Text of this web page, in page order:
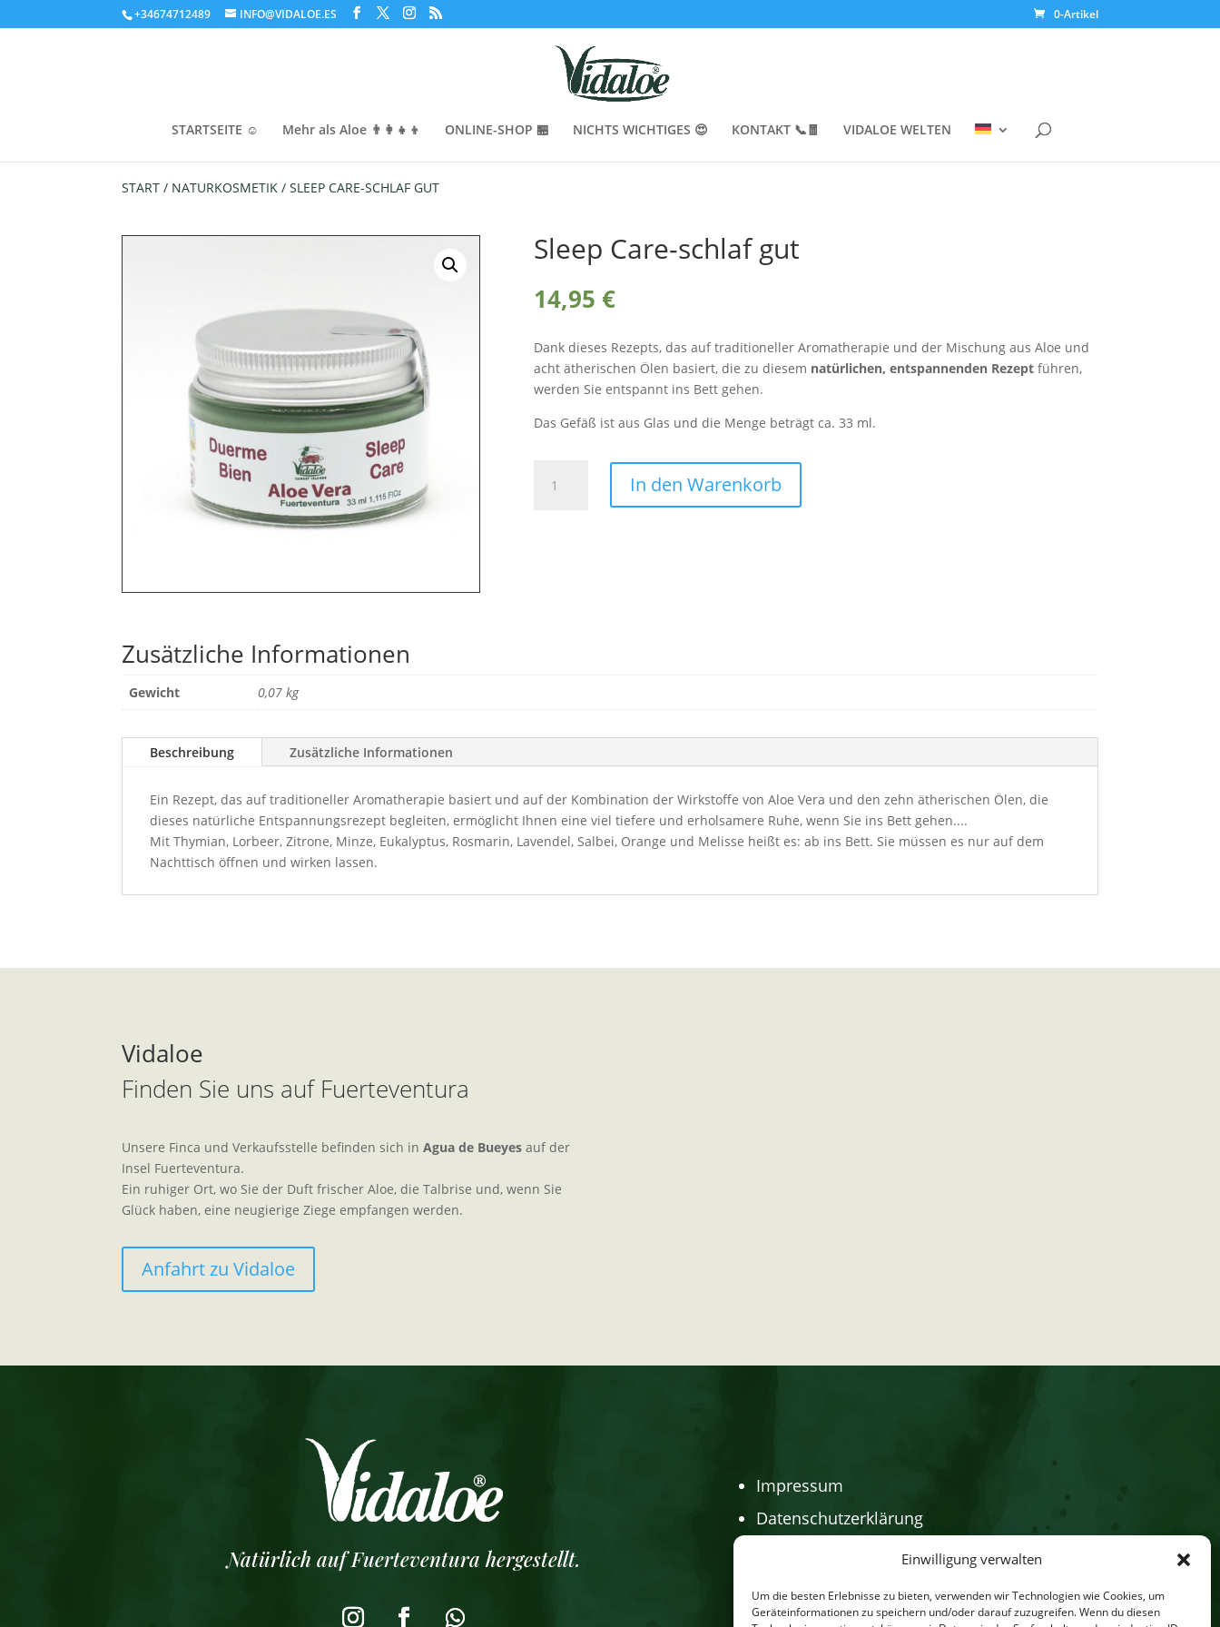
Einwilligung verwalten
Um die besten Erlebnisse zu bieten, verwenden wir Technologien wie Cookies, um
Geräteinformationen zu speichern und/oder darauf zuzugreifen. Wenn du diesen
+34674712489 INFO@VIDALOE.ES 0-Artikel
STARTSEITE ☺️ Mehr als Aloe 👨‍👩‍👧‍👦 ONLINE-SHOP 🏪 NICHTS WICHTIGES 😍 KONTAKT 📞🧧 VIDALOE WELTEN
START / NATURKOSMETIK / SLEEP CARE-SCHLAF GUT
Sleep Care-schlaf gut
14,95€
Dank dieses Rezepts, das auf traditioneller Aromatherapie und der Mischung aus Aloe und
acht ätherischen Ölen basiert, die zu diesem natürlichen, entspannenden Rezept führen,
werden Sie entspannt ins Bett gehen.
Das Gefäß ist aus Glas und die Menge beträgt ca. 33 ml.
Care-
In den Warenkorb
Zusätzliche Informationen
Gewicht 0,07 kg
Beschreibung Zusätzliche Informationen
Ein Rezept, das auf traditioneller Aromatherapie basiert und auf der Kombination der Wirkstoffe von Aloe Vera und den zehn ätherischen Ölen, die
dieses natürliche Entspannungsrezept begleiten, ermöglicht Ihnen eine viel tiefere und erholsamere Ruhe, wenn Sie ins Bett gehen....
Mit Thymian, Lorbeer, Zitrone, Minze, Eukalyptus, Rosmarin, Lavendel, Salbei, Orange und Melisse heißt es: ab ins Bett. Sie müssen es nur auf dem
Nachttisch öffnen und wirken lassen.
Vidaloe
Finden Sie uns auf Fuerteventura
Unsere Finca und Verkaufsstelle befinden sich inAgua de Bueyes auf der
Insel Fuerteventura.
Ein ruhiger Ort, wo Sie der Duft frischer Aloe, die Talbrise und, wenn Sie
Glück haben, eine neugierige Ziege empfangen werden.
Anfahrt zu Vidaloe
Natürlich auf Fuerteventura hergestellt.
Impressum
Datenschutzerklärung